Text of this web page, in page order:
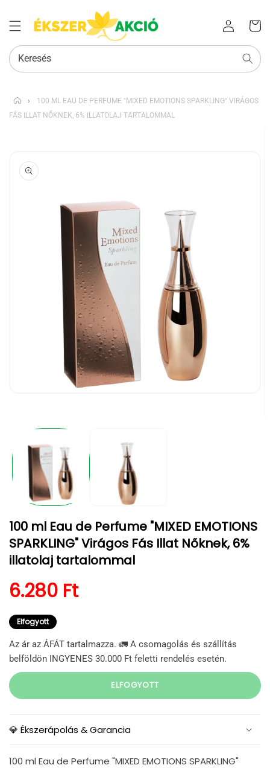
Bejelentkezés
kosara
Keresés
›
100 ML EAU DE PERFUME "MIXED EMOTIONS SPARKLING" VIRÁGOS
FÁS ILLAT NŐKNEK, 6% ILLATOLAJ TARTALOMMAL
100 ml Eau de Perfume "MIXED EMOTIONS
SPARKLING" Virágos Fás Illat Nőknek, 6%
illatolaj tartalommal
Normál ár
6.280 Ft
Elfogyott
Az ár az ÁFÁT tartalmazza. 🚛 A csomagolás és szállítás
belföldön INGYENES 30.000 Ft feletti rendelés esetén.
ELFOGYOTT
💎 Ékszerápolás & Garancia
100 ml Eau de Perfume "MIXED EMOTIONS SPARKLING"